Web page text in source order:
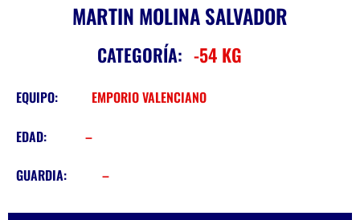
MARTIN MOLINA SALVADOR
CATEGORÍA: -54 KG
EQUIPO: EMPORIO VALENCIANO
EDAD: –
GUARDIA: –